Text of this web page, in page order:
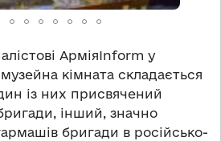
АрміяInform у
кімната складається
із них присвячений
інший, значно
бригади в російсько-